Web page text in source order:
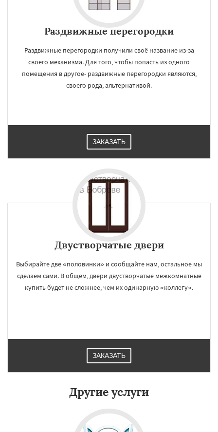
Раздвижные перегородки
Раздвижные перегородки получили своё название из-за
своего механизма. Для того, чтобы попасть из одного
помещения в другое- раздвижные перегородки являются,
своего рода, альтернативой.
ЗАКАЗАТЬ
Двустворчатые двери
Выбирайте две «половинки» и сообщайте нам, остальное мы
сделаем сами. В общем, двери двустворчатые межкомнатные
купить будет не сложнее, чем их одинарную «коллегу».
ЗАКАЗАТЬ
Другие услуги